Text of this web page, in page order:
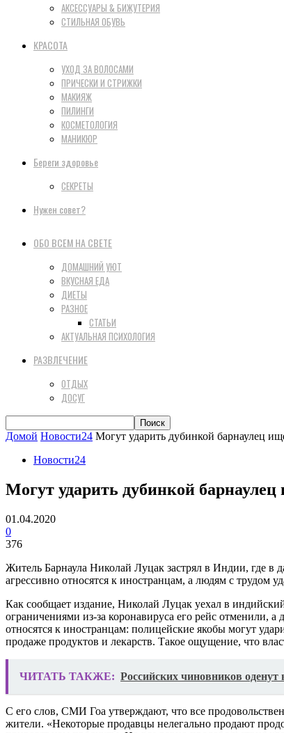
АКСЕССУАРЫ & БИЖУТЕРИЯ
СТИЛЬНАЯ ОБУВЬ
КРАСОТА
УХОД ЗА ВОЛОСАМИ
ПРИЧЕСКИ И СТРИЖКИ
МАКИЯЖ
ПИЛИНГИ
КОСМЕТОЛОГИЯ
МАНИКЮР
Береги здоровье
СЕКРЕТЫ
Нужен совет?
ОБО ВСЕМ НА СВЕТЕ
ДОМАШНИЙ УЮТ
ВКУСНАЯ ЕДА
ДИЕТЫ
РАЗНОЕ
СТАТЬИ
АКТУАЛЬНАЯ ПСИХОЛОГИЯ
РАЗВЛЕЧЕНИЕ
ОТДЫХ
ДОСУГ
Домой Новости24 Могут ударить дубинкой барнаулец
Новости24
Могут ударить дубинкой
01.04.2020
0
376
Житель Барнаула Николай Луцак застрял в Индии, где в
агрессивно относятся к иностранцам, а людям с трудом
Как сообщает издание, Николай Луцак уехал в
ограничениями из-за коронавируса его рейс отменили,
относятся к иностранцам: полицейские якобы могут
продаже продуктов и лекарств. Такое ощущение, что
ЧИТАТЬ ТАКЖЕ: Российских чиновников
С его слов, СМИ Гоа утверждают, что все
жители. «Некоторые продавцы нелегально продают